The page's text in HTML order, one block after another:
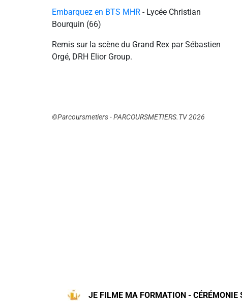
Embarquez en BTS MHR - Lycée Christian
Bourquin (66)
Remis sur la scène du Grand Rex par Sébastien
Orgé, DRH Elior Group.
©Parcoursmetiers - PARCOURSMETIERS.TV 2026
JE FILME MA FORMATION - CÉRÉMONIE